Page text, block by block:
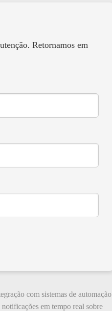
Retornamos em
com sistemas de automação
em tempo real sobre